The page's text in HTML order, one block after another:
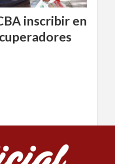
inscribir en